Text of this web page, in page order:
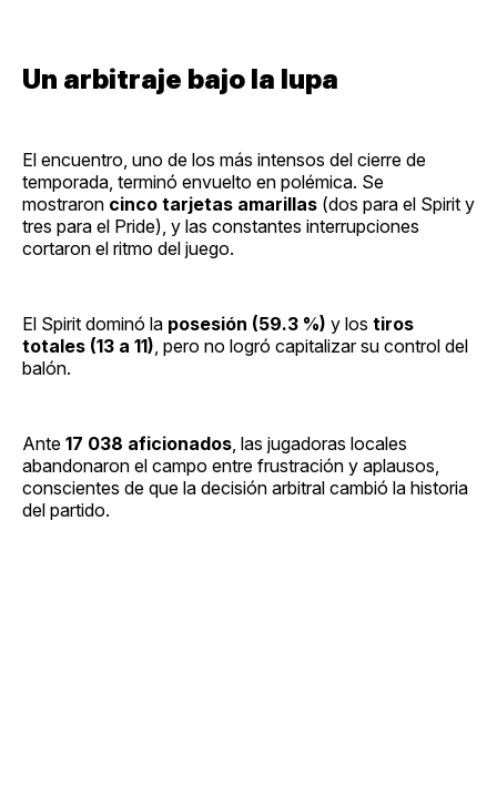
Un arbitraje bajo la lupa
El encuentro, uno de los más intensos del cierre de
temporada, terminó envuelto en polémica. Se
mostraron cinco tarjetas amarillas (dos para el Spirit y
tres para el Pride), y las constantes interrupciones
cortaron el ritmo del juego.
El Spirit dominó la posesión (59.3 %) y los tiros
totales (13 a 11) , pero no logró capitalizar su control del
balón.
Ante 17 038 aficionados , las jugadoras locales
abandonaron el campo entre frustración y aplausos,
conscientes de que la decisión arbitral cambió la historia
del partido.